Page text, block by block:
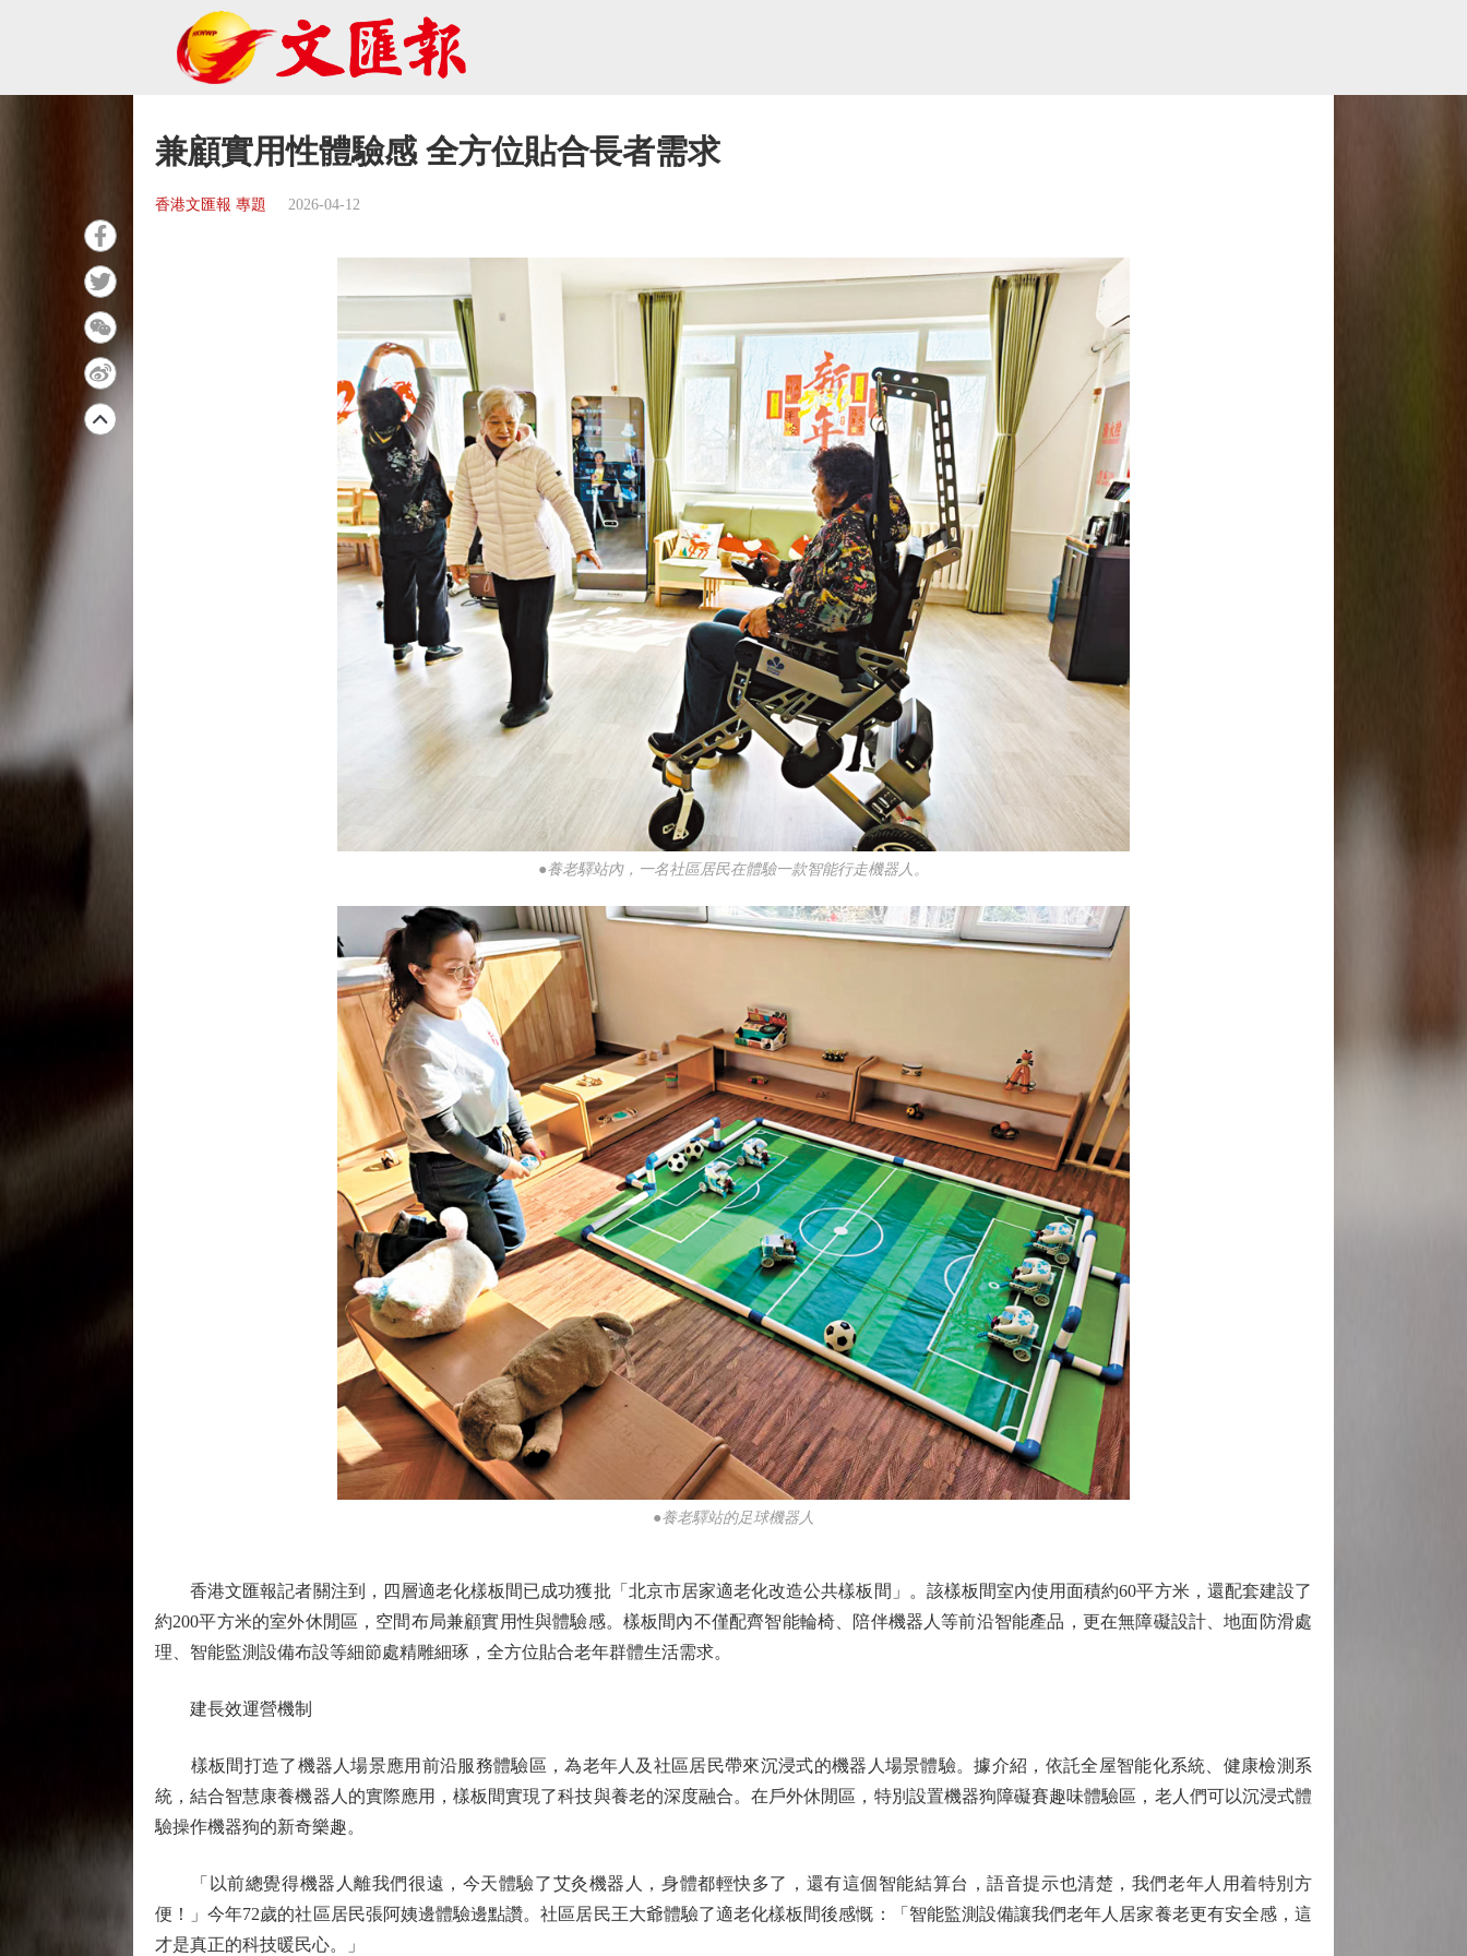
兼顧實用性體驗感 全方位貼合長者需求
香港文匯報 專題 2026-04-12
●養老驛站內，一名社區居民在體驗一款智能行走機器人。
●養老驛站的足球機器人
香港文匯報記者關注到，四層適老化樣板間已成功獲批「北京市居家適老化改造公共樣板間」。該樣板間室內使用面積約60平方米，還配套建設了
約200平方米的室外休閒區，空間布局兼顧實用性與體驗感。樣板間內不僅配齊智能輪椅、陪伴機器人等前沿智能產品，更在無障礙設計、地面防滑處
理、智能監測設備布設等細節處精雕細琢，全方位貼合老年群體生活需求。
建長效運營機制
樣板間打造了機器人場景應用前沿服務體驗區，為老年人及社區居民帶來沉浸式的機器人場景體驗。據介紹，依託全屋智能化系統、健康檢測系
統，結合智慧康養機器人的實際應用，樣板間實現了科技與養老的深度融合。在戶外休閒區，特別設置機器狗障礙賽趣味體驗區，老人們可以沉浸式體
驗操作機器狗的新奇樂趣。
「以前總覺得機器人離我們很遠，今天體驗了艾灸機器人，身體都輕快多了，還有這個智能結算台，語音提示也清楚，我們老年人用着特別方
便！」今年72歲的社區居民張阿姨邊體驗邊點讚。社區居民王大爺體驗了適老化樣板間後感慨：「智能監測設備讓我們老年人居家養老更有安全感，這
才是真正的科技暖民心。」